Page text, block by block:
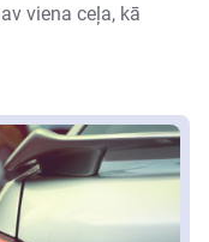
viena ceļa, kā